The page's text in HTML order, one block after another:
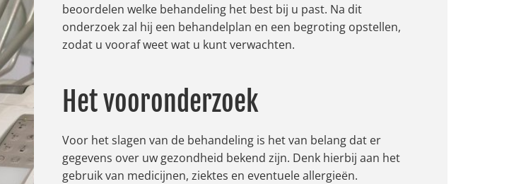
beoordelen welke behandeling het best bij u past. Na dit
onderzoek zal hij een behandelplan en een begroting opstellen,
zodat u vooraf weet wat u kunt verwachten.
Het vooronderzoek
Voor het slagen van de behandeling is het van belang dat er
gegevens over uw gezondheid bekend zijn. Denk hierbij aan het
gebruik van medicijnen, ziektes en eventuele allergieën.